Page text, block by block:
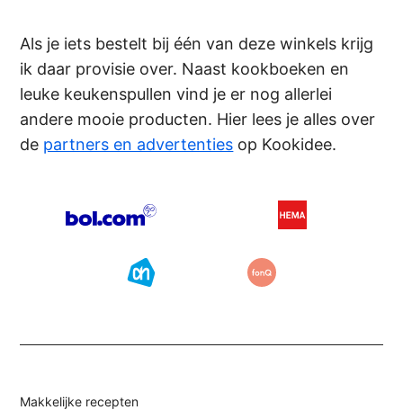
Als je iets bestelt bij één van deze winkels krijg
ik daar provisie over. Naast kookboeken en
leuke keukenspullen vind je er nog allerlei
andere mooie producten. Hier lees je alles over
de partners en advertenties op Kookidee.
Makkelijke recepten